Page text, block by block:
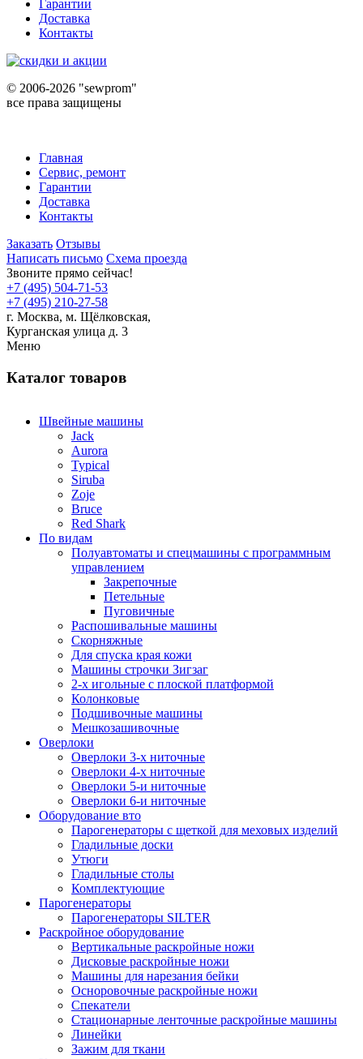
Гарантии
Доставка
Контакты
© 2006-2026 "sewprom"
все права защищены
Главная
Сервис, ремонт
Гарантии
Доставка
Контакты
Заказать Отзывы
Написать письмо Схема проезда
Звоните прямо сейчас!
+7 (495) 504-71-53
+7 (495) 210-27-58
г. Москва, м. Щёлковская,
Курганская улица д. 3
Меню
Каталог товаров
Швейные машины
Jack
Aurora
Typical
Siruba
Zoje
Bruce
Red Shark
По видам
Полуавтоматы и спецмашины с программным
управлением
Закрепочные
Петельные
Пуговичные
Распошивальные машины
Скорняжные
Для спуска края кожи
Машины строчки Зигзаг
2-х игольные с плоской платформой
Колонковые
Подшивочные машины
Мешкозашивочные
Оверлоки
Оверлоки 3-х ниточные
Оверлоки 4-х ниточные
Оверлоки 5-и ниточные
Оверлоки 6-и ниточные
Оборудование вто
Парогенераторы с щеткой для меховых изделий
Гладильные доски
Утюги
Гладильные столы
Комплектующие
Парогенераторы
Парогенераторы SILTER
Раскройное оборудование
Вертикальные раскройные ножи
Дисковые раскройные ножи
Машины для нарезания бейки
Осноровочные раскройные ножи
Спекатели
Стационарные ленточные раскройные машины
Линейки
Зажим для ткани